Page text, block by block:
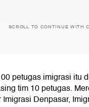
SCROLL TO CONTINUE WITH
petugas imigrasi itu
tim 10 petugas.
Denpasar,